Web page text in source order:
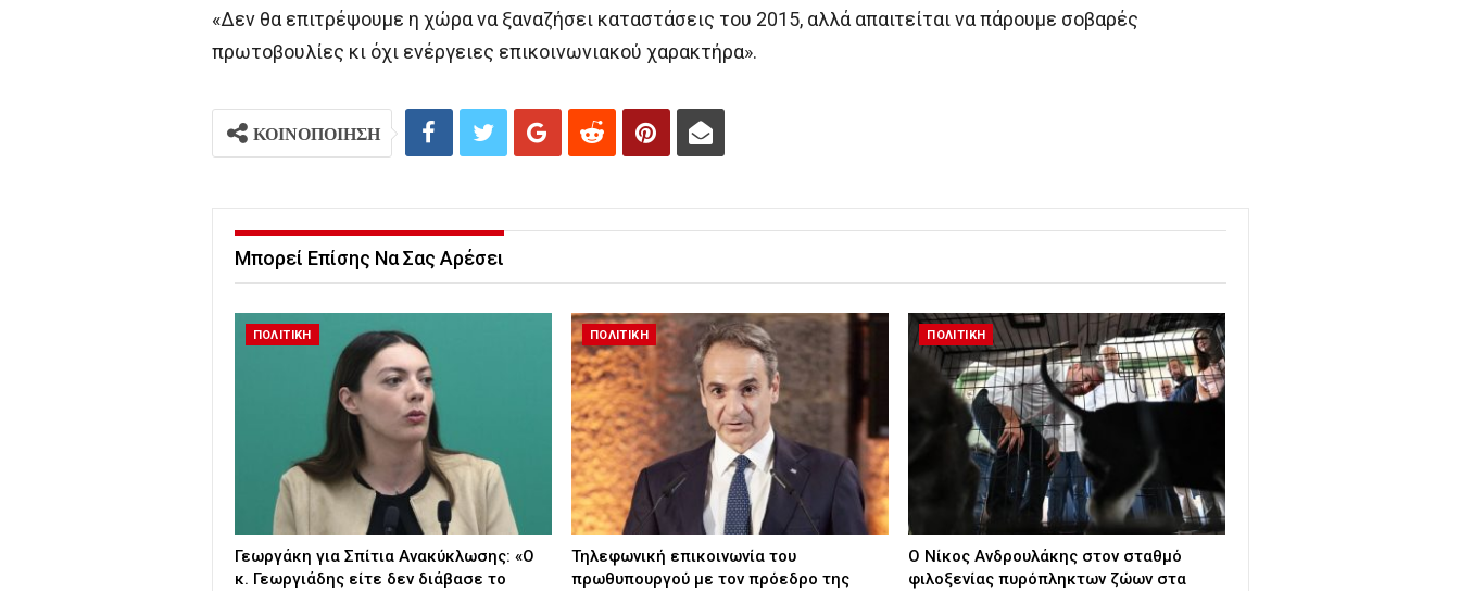
«Δεν θα επιτρέψουμε η χώρα να ξαναζήσει καταστάσεις του 2015, αλλά απαιτείται να πάρουμε σοβαρές
πρωτοβουλίες κι όχι ενέργειες επικοινωνιακού χαρακτήρα».
ΚΟΙΝΟΠΟΙΗΣΗ
Μπορεί Επίσης Να Σας Αρέσει
ΠΟΛΙΤΙΚΗ
Γεωργάκη για Σπίτια Ανακύκλωσης: «Ο
κ. Γεωργιάδης είτε δεν διάβασε το
ΠΟΛΙΤΙΚΗ
Τηλεφωνική επικοινωνία του
πρωθυπουργού με τον πρόεδρο της
ΠΟΛΙΤΙΚΗ
Ο Νίκος Ανδρουλάκης στον σταθμό
φιλοξενίας πυρόπληκτων ζώων στα